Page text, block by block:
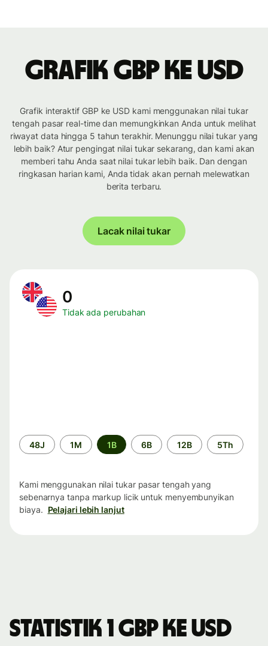
Grafik GBP ke USD
Grafik interaktif GBP ke USD kami menggunakan nilai tukar
tengah pasar real-time dan memungkinkan Anda untuk melihat
riwayat data hingga 5 tahun terakhir. Menunggu nilai tukar yang
lebih baik? Atur pengingat nilai tukar sekarang, dan kami akan
memberi tahu Anda saat nilai tukar lebih baik. Dan dengan
ringkasan harian kami, Anda tidak akan pernah melewatkan
berita terbaru.
Lacak nilai tukar
0
Tidak ada perubahan
Periode
waktu
48J 1M 1B 6B 12B 5Th
Kami menggunakan nilai tukar pasar tengah yang
sebenarnya tanpa markup licik untuk menyembunyikan
biaya. Pelajari lebih lanjut
Statistik 1 GBP ke USD